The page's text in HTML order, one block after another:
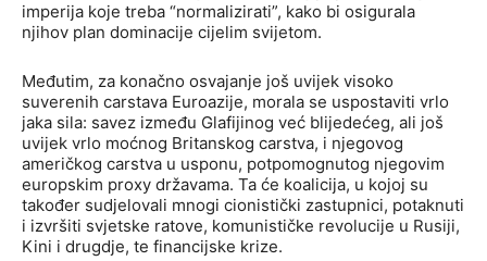
imperija koje treba “normalizirati”, kako bi osigurala
njihov plan dominacije cijelim svijetom.
Međutim, za konačno osvajanje još uvijek visoko
suverenih carstava Euroazije, morala se uspostaviti vrlo
jaka sila: savez između Glafijinog već blijedećeg, ali još
uvijek vrlo moćnog Britanskog carstva, i njegovog
američkog carstva u usponu, potpomognutog njegovim
europskim proxy državama. Ta će koalicija, u kojoj su
također sudjelovali mnogi cionistički zastupnici, potaknuti
i izvršiti svjetske ratove, komunističke revolucije u Rusiji,
Kini i drugdje, te financijske krize.